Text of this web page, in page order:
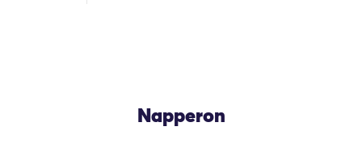
Napperon